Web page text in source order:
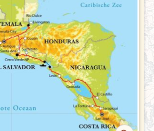
Accommodatie
Vliegreis
Vervoer
Bij de reis inbegrepen
FAQ
FOTO'S EN VIDEO
REIS BOEKEN